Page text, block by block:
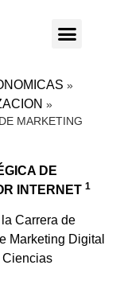
»
»
MARKETING
DE
INTERNET 1
Carrera de
Marketing Digital
Ciencias